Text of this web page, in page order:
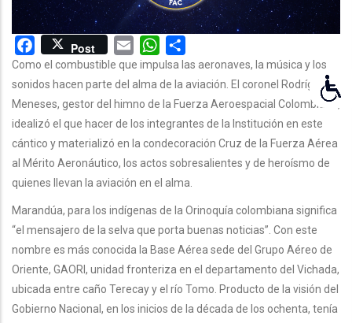
Facebook
Post Email WhatsApp
Como el combustible que impulsa las aeronaves, la música y los
sonidos hacen parte del alma de la aviación. El coronel Rodríguez
Meneses, gestor del himno de la Fuerza Aeroespacial Colombiana,
idealizó el que hacer de los integrantes de la Institución en este
cántico y materializó en la condecoración Cruz de la Fuerza Aérea
al Mérito Aeronáutico, los actos sobresalientes y de heroísmo de
quienes llevan la aviación en el alma.
Marandúa, para los indígenas de la Orinoquía colombiana significa
“el mensajero de la selva que porta buenas noticias”. Con este
nombre es más conocida la Base Aérea sede del Grupo Aéreo de
Oriente, GAORI, unidad fronteriza en el departamento del Vichada,
ubicada entre caño Terecay y el río Tomo. Producto de la visión del
Gobierno Nacional, en los inicios de la década de los ochenta, tenía